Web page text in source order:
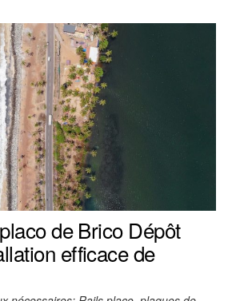
de Brico Dépôt
efficace de